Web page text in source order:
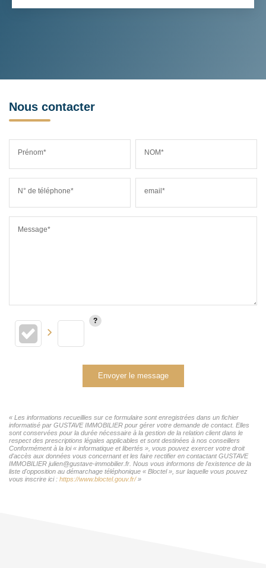
Nous contacter
Prénom* NOM*
N° de téléphone* email*
Message*
Envoyer le message
« Les informations recueillies sur ce formulaire sont enregistrées dans un fichier
informatisé par GUSTAVE IMMOBILIER pour gérer votre demande de contact. Elles
sont conservées pour la durée nécessaire à la gestion de la relation client dans le
respect des prescriptions légales applicables et sont destinées à nos conseillers
Conformément à la loi « informatique et libertés », vous pouvez exercer votre droit
d'accès aux données vous concernant et les faire rectifier en contactant GUSTAVE
IMMOBILIER julien@gustave-immobilier.fr. Nous vous informons de l'existence de la
liste d'opposition au démarchage téléphonique « Bloctel », sur laquelle vous pouvez
vous inscrire ici : https://www.bloctel.gouv.fr/»